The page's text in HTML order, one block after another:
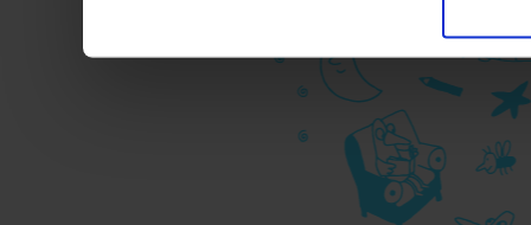
durante la navigazione.
Per maggiori dettagli
durante la
privacy sui cookie, ti